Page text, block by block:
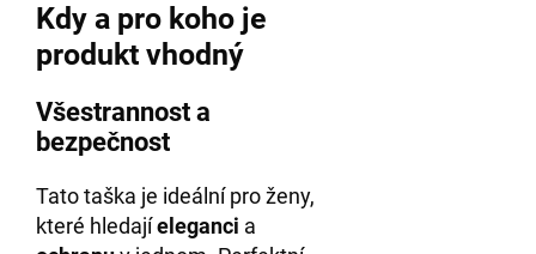
Kdy a pro koho je
produkt vhodný
Všestrannost a
bezpečnost
Tato taška je ideální pro ženy,
které hledajíeleganci a